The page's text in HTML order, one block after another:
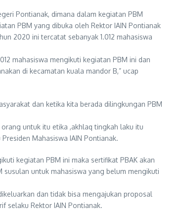
Pontianak, dimana dalam kegiatan PBM
PBM yang dibuka oleh Rektor IAIN Pontianak
2020 ini tercatat sebanyak 1.012 mahasiswa
mahasiswa mengikuti kegiatan PBM ini dan
di kecamatan kuala mandor B,” ucap
dan ketika kita berada dilingkungan PBM
untuk itu etika ,akhlaq tingkah laku itu
Mahasiswa IAIN Pontianak.
kegiatan PBM ini maka sertifikat PBAK akan
untuk mahasiswa yang belum mengikuti
dan tidak bisa mengajukan proposal
selaku Rektor IAIN Pontianak.